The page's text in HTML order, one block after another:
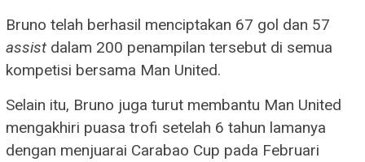
Bruno telah berhasil menciptakan 67 gol dan 57
assist dalam 200 penampilan tersebut di semua
kompetisi bersama Man United.
Selain itu, Bruno juga turut membantu Man United
mengakhiri puasa trofi setelah 6 tahun lamanya
dengan menjuarai Carabao Cup pada Februari